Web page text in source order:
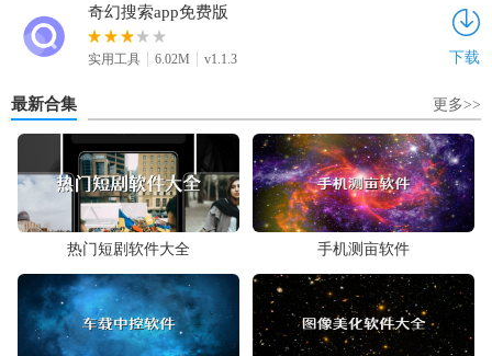
奇幻搜索app免费版
实用工具 6.02M v1.1.3 下载
最新合集 更多>>
热门短剧软件大全 手机测亩软件